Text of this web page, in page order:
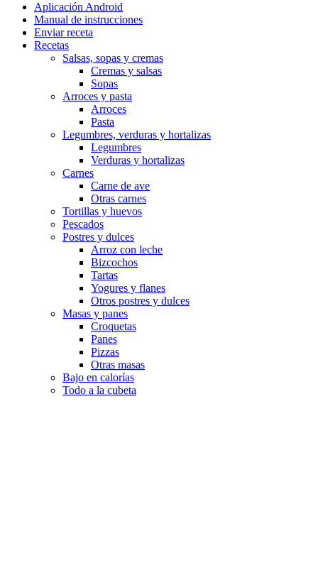
Aplicación Android
Manual de instrucciones
Enviar receta
Recetas
Salsas, sopas y cremas
Cremas y salsas
Sopas
Arroces y pasta
Arroces
Pasta
Legumbres, verduras y hortalizas
Legumbres
Verduras y hortalizas
Carnes
Carne de ave
Otras carnes
Tortillas y huevos
Pescados
Postres y dulces
Arroz con leche
Bizcochos
Tartas
Yogures y flanes
Otros postres y dulces
Masas y panes
Croquetas
Panes
Pizzas
Otras masas
Bajo en calorías
Todo a la cubeta